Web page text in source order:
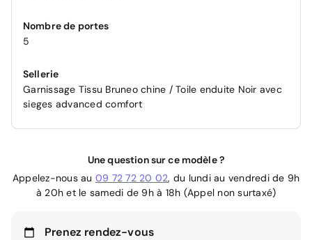
Nombre de portes
5
Sellerie
Garnissage Tissu Bruneo chine / Toile enduite Noir avec
sieges advanced comfort
Une question sur ce modèle ?
Appelez-nous au 09 72 72 20 02, du lundi au vendredi de 9h
à 20h et le samedi de 9h à 18h (Appel non surtaxé)
Prenez rendez-vous